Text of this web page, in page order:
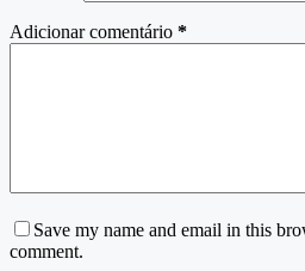
Adicionar comentário *
Save my name and email in this
comment.